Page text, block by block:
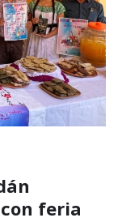
feria